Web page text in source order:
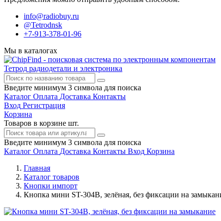
info@radiobuy.ru
@Tetrodnsk
+7-913-378-01-96
Мы в каталогах
Тетрод радиодетали и электроника
Введите минимум 3 символа для поиска
Каталог Оплата Доставка Контакты
Вход Регистрация
Корзина
Товаров в корзине шт.
Введите минимум 3 символа для поиска
Каталог Оплата Доставка Контакты Вход Корзина
Главная
Каталог товаров
Кнопки импорт
Кнопка мини ST-304B, зелёная, без фиксации на